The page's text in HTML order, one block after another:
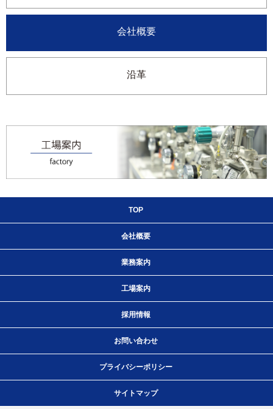
会社概要
沿革
TOP
会社概要
業務案内
工場案内
採用情報
お問い合わせ
プライバシーポリシー
サイトマップ